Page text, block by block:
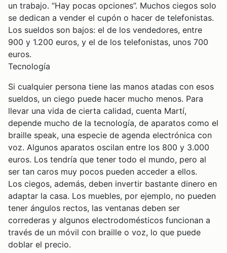
un trabajo. “Hay pocas opciones”. Muchos ciegos solo
se dedican a vender el cupón o hacer de telefonistas.
Los sueldos son bajos: el de los vendedores, entre
900 y 1.200 euros, y el de los telefonistas, unos 700
euros.
Tecnología
Si cualquier persona tiene las manos atadas con esos
sueldos, un ciego puede hacer mucho menos. Para
llevar una vida de cierta calidad, cuenta Martí,
depende mucho de la tecnología, de aparatos como el
braille speak, una especie de agenda electrónica con
voz. Algunos aparatos oscilan entre los 800 y 3.000
euros. Los tendría que tener todo el mundo, pero al
ser tan caros muy pocos pueden acceder a ellos.
Los ciegos, además, deben invertir bastante dinero en
adaptar la casa. Los muebles, por ejemplo, no pueden
tener ángulos rectos, las ventanas deben ser
correderas y algunos electrodomésticos funcionan a
través de un móvil con braille o voz, lo que puede
doblar el precio.